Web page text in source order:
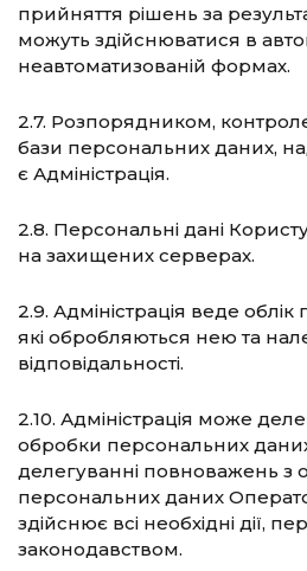
прийняття рішень за
можуть здійснюватися в
неавтоматизованій формах.
2.7. Розпорядником,
бази персональних даних,
є Адміністрація.
2.8. Персональні дані
на захищених серверах.
2.9. Адміністрація веде
які обробляються нею та
відповідальності.
2.10. Адміністрація може
обробки персональних
делегуванні повноважень з
персональних даних
здійснює всі необхідні дії,
законодавством.